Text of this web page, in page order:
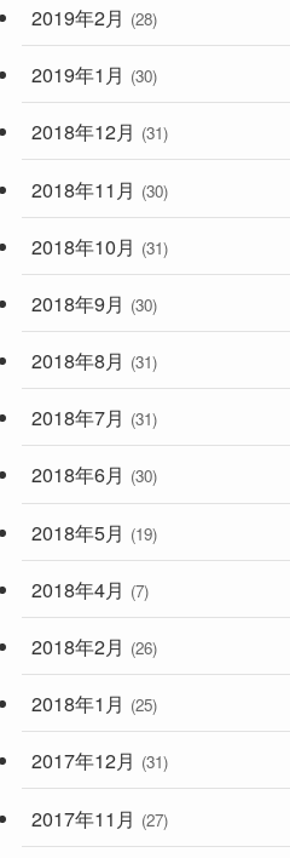
2019年2月 (28)
2019年1月 (30)
2018年12月 (31)
2018年11月 (30)
2018年10月 (31)
2018年9月 (30)
2018年8月 (31)
2018年7月 (31)
2018年6月 (30)
2018年5月 (19)
2018年4月 (7)
2018年2月 (26)
2018年1月 (25)
2017年12月 (31)
2017年11月 (27)